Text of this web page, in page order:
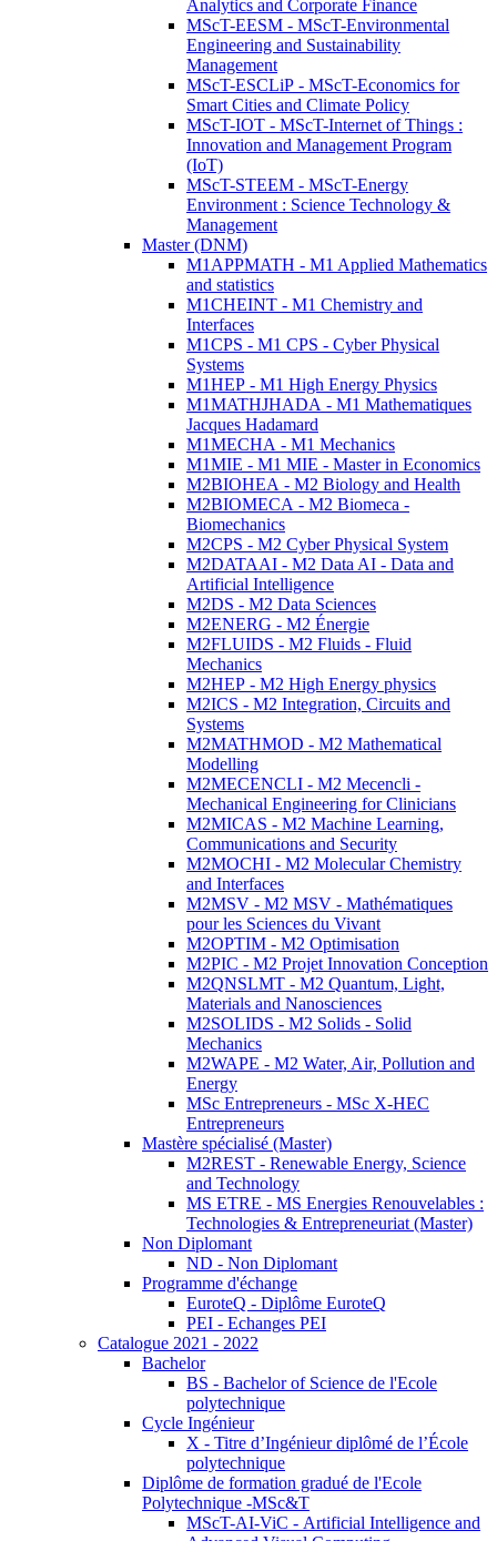
Analytics and Corporate Finance
MScT-EESM - MScT-Environmental
Engineering and Sustainability
Management
MScT-ESCLiP - MScT-Economics for
Smart Cities and Climate Policy
MScT-IOT - MScT-Internet of Things :
Innovation and Management Program
(IoT)
MScT-STEEM - MScT-Energy
Environment : Science Technology &
Management
Master (DNM)
M1APPMATH - M1 Applied Mathematics
and statistics
M1CHEINT - M1 Chemistry and
Interfaces
M1CPS - M1 CPS - Cyber Physical
Systems
M1HEP - M1 High Energy Physics
M1MATHJHADA - M1 Mathematiques
Jacques Hadamard
M1MECHA - M1 Mechanics
M1MIE - M1 MIE - Master in Economics
M2BIOHEA - M2 Biology and Health
M2BIOMECA - M2 Biomeca -
Biomechanics
M2CPS - M2 Cyber Physical System
M2DATAAI - M2 Data AI - Data and
Artificial Intelligence
M2DS - M2 Data Sciences
M2ENERG - M2 Énergie
M2FLUIDS - M2 Fluids - Fluid
Mechanics
M2HEP - M2 High Energy physics
M2ICS - M2 Integration, Circuits and
Systems
M2MATHMOD - M2 Mathematical
Modelling
M2MECENCLI - M2 Mecencli -
Mechanical Engineering for Clinicians
M2MICAS - M2 Machine Learning,
Communications and Security
M2MOCHI - M2 Molecular Chemistry
and Interfaces
M2MSV - M2 MSV - Mathématiques
pour les Sciences du Vivant
M2OPTIM - M2 Optimisation
M2PIC - M2 Projet Innovation Conception
M2QNSLMT - M2 Quantum, Light,
Materials and Nanosciences
M2SOLIDS - M2 Solids - Solid
Mechanics
M2WAPE - M2 Water, Air, Pollution and
Energy
MSc Entrepreneurs - MSc X-HEC
Entrepreneurs
Mastère spécialisé (Master)
M2REST - Renewable Energy, Science
and Technology
MS ETRE - MS Energies Renouvelables :
Technologies & Entrepreneuriat (Master)
Non Diplomant
ND - Non Diplomant
Programme d'échange
EuroteQ - Diplôme EuroteQ
PEI - Echanges PEI
Catalogue 2021 - 2022
Bachelor
BS - Bachelor of Science de l'Ecole
polytechnique
Cycle Ingénieur
X - Titre d’Ingénieur diplômé de l’École
polytechnique
Diplôme de formation gradué de l'Ecole
Polytechnique -MSc&T
MScT-AI-ViC - Artificial Intelligence and